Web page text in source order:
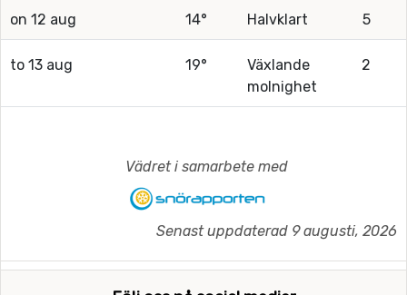
on 12 aug 14° Halvklart 5
to 13 aug 19°
Växlande
molnighet
2
Vädret i samarbete med
Senast uppdaterad 9 augusti, 2026